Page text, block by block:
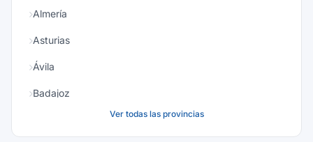
Almería
Asturias
Ávila
Badajoz
Ver todas las provincias